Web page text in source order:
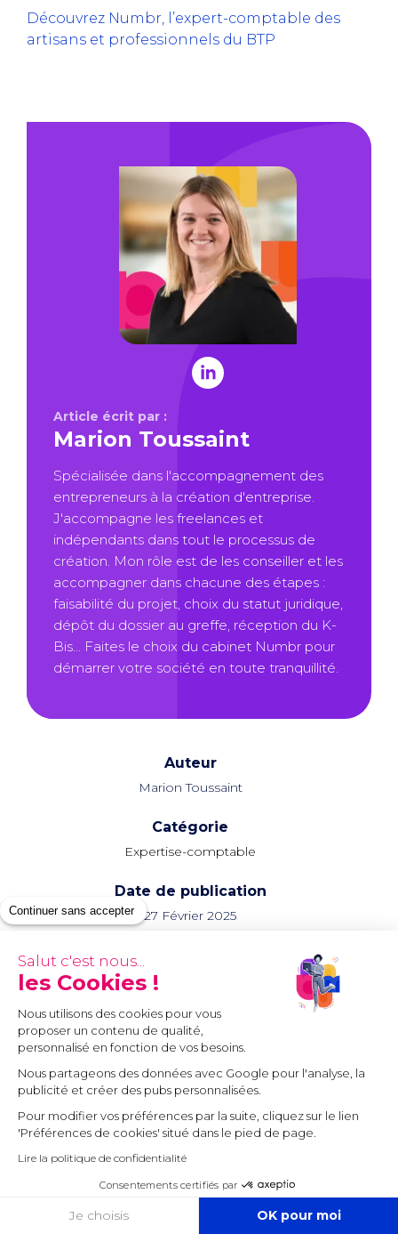
Continuer sans accepter
Salut c'est nous...
les Cookies !
Nous utilisons des cookies pour vous
proposer un contenu de qualité,
personnalisé en fonction de vos besoins.
Nous partageons des données avec Google pour l'analyse, la
publicité et créer des pubs personnalisées.
Pour modifier vos préférences par la suite, cliquez sur le lien
'Préférences de cookies' situé dans le pied de page.
Lire la politique de confidentialité
Consentements certifiés par
Je choisis OK pour moi
COOKIES
Découvrez Numbr, l’expert-comptable des
artisans et professionnels du BTP
Article écrit par :
Marion Toussaint
Spécialisée dans l'accompagnement des
entrepreneurs à la création d'entreprise.
J'accompagne les freelances et
indépendants dans tout le processus de
création. Mon rôle est de les conseiller et les
accompagner dans chacune des étapes :
faisabilité du projet, choix du statut juridique,
dépôt du dossier au greffe, réception du K-
Bis... Faites le choix du cabinet Numbr pour
démarrer votre société en toute tranquillité.
Auteur
Marion Toussaint
Catégorie
Expertise-comptable
Date de publication
27 Février 2025
Dernière mise à jour
07 octobre 2025
Partager
Échangez avec un expert
sur votre projet